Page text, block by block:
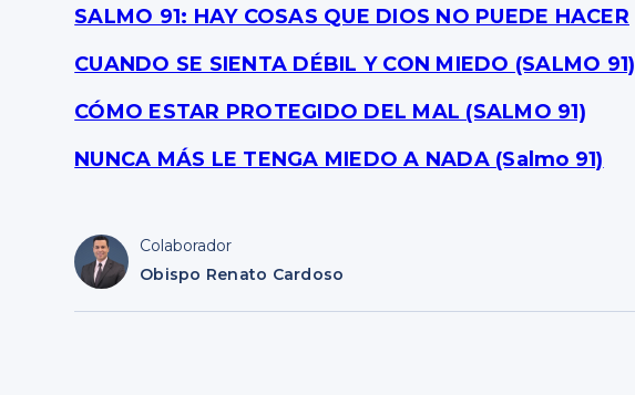
SALMO 91: HAY COSAS QUE DIOS NO PUEDE HACER
CUANDO SE SIENTA DÉBIL Y CON MIEDO (SALMO 91)
CÓMO ESTAR PROTEGIDO DEL MAL (SALMO 91)
NUNCA MÁS LE TENGA MIEDO A NADA (Salmo 91)
Colaborador
Obispo Renato Cardoso